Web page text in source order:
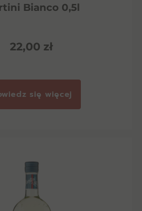
Bianco 0,5l
22,00 zł
się więcej